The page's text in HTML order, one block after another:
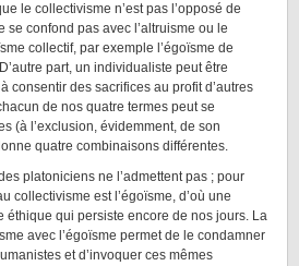
le collectivisme n’est pas l’opposé de
se confond pas avec l’altruisme ou le
collectif, par exemple l’égoïsme de
part, un individualiste peut être
consentir des sacrifices au profit d’autres
de nos quatre termes peut se
(à l’exclusion, évidemment, de son
quatre combinaisons différentes.
platoniciens ne l’admettent pas ; pour
collectivisme est l’égoïsme, d’où une
éthique qui persiste encore de nos jours. La
avec l’égoïsme permet de le condamner
et d’invoquer ces mêmes